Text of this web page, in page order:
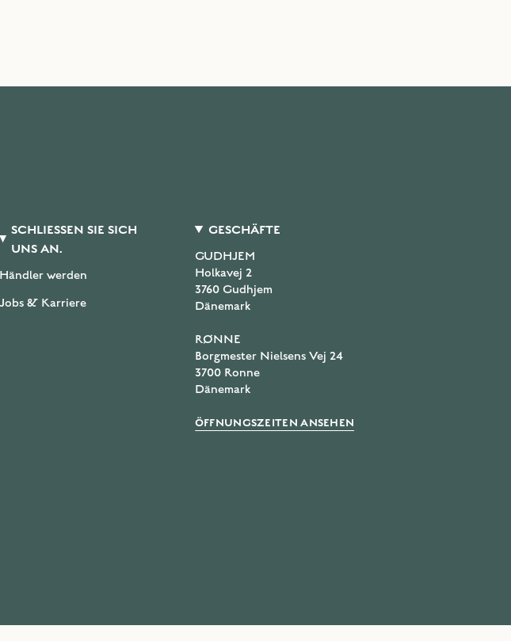
SCHLIESSEN SIE SICH U
NS AN.
Händler werden
Jobs & Karriere
GESCHÄFTE
GUDHJEM
Holkavej 2
3760 Gudhjem
Dänemark
RØNNE
Borgmester Nielsens Vej 24
3700 Ronne
Dänemark
ÖFFNUNGSZEITEN ANSEHEN